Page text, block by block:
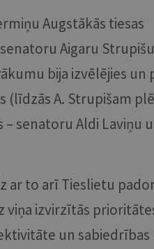
Augstākās tiesas
Aigaru
bija izvēlējies un
(līdzās A. Strupišam
senatoru Aldi Laviņu
ar to arī Tieslietu
viņa izvirzītās
un sabiedrības